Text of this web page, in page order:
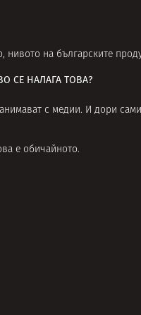
нивото на българските
СЕ НАЛАГА ТОВА?
с медии. И дори
е обичайното.